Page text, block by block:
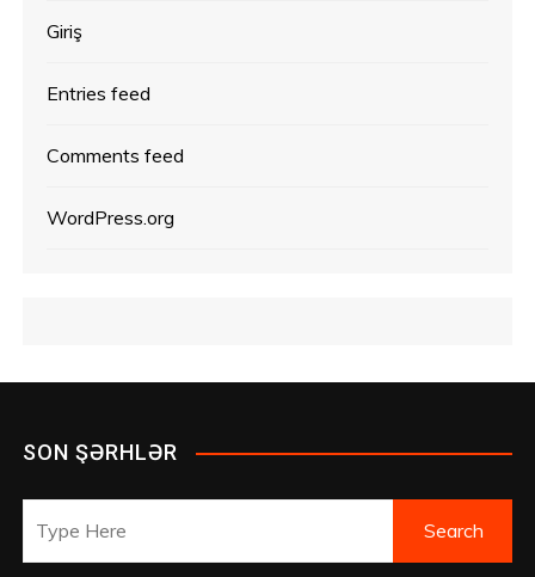
Giriş
Entries feed
Comments feed
WordPress.org
SON ŞƏRHLƏR